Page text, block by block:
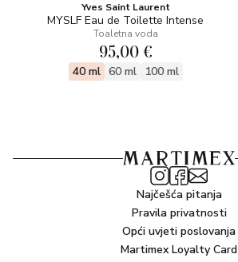
Yves Saint Laurent
MYSLF Eau de Toilette Intense
Toaletna voda
95,00 €
40 ml 60 ml 100 ml
Najčešća pitanja
Pravila privatnosti
Opći uvjeti poslovanja
Martimex Loyalty Card